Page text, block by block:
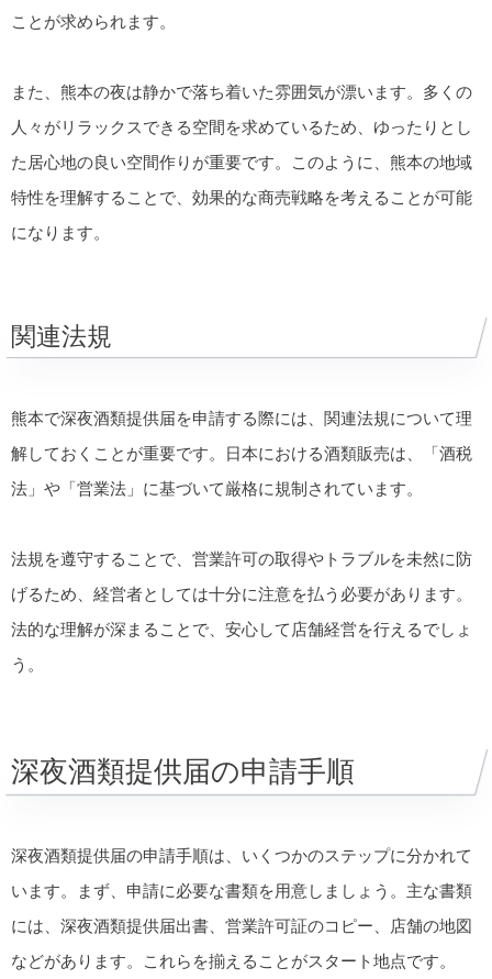
ことが求められます。
また、熊本の夜は静かで落ち着いた雰囲気が漂います。多くの
人々がリラックスできる空間を求めているため、ゆったりとし
た居心地の良い空間作りが重要です。このように、熊本の地域
特性を理解することで、効果的な商売戦略を考えることが可能
になります。
関連法規
熊本で深夜酒類提供届を申請する際には、関連法規について理
解しておくことが重要です。日本における酒類販売は、「酒税
法」や「営業法」に基づいて厳格に規制されています。
法規を遵守することで、営業許可の取得やトラブルを未然に防
げるため、経営者としては十分に注意を払う必要があります。
法的な理解が深まることで、安心して店舗経営を行えるでしょ
う。
深夜酒類提供届の申請手順
深夜酒類提供届の申請手順は、いくつかのステップに分かれて
います。まず、申請に必要な書類を用意しましょう。主な書類
には、深夜酒類提供届出書、営業許可証のコピー、店舗の地図
などがあります。これらを揃えることがスタート地点です。